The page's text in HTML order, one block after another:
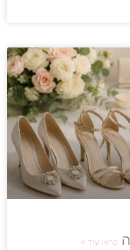
קראו עוד »